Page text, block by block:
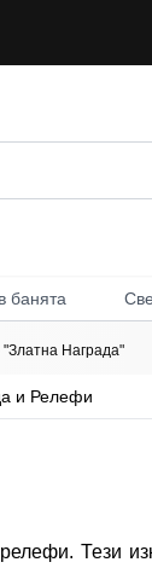
банята
"Златна Награда"
и Релефи
Тези